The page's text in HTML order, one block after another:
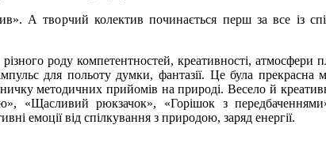
А творчий колектив починається перш за все із
роду компетентностей, креативності, атмосфери
для польоту думки, фантазії. Це була прекрасна
методичних прийомів на природі. Весело й
«Щасливий рюкзачок», «Горішок з
емоції від спілкування з природою, заряд енергії.